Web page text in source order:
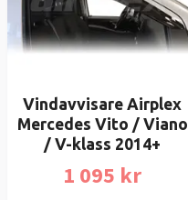
Vindavvisare Airplex
Mercedes Vito / Viano
/ V-klass 2014+
1 095 kr